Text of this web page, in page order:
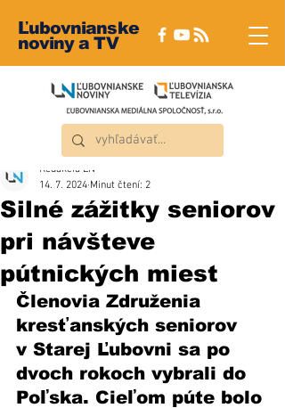
Ľubovnianske
noviny a TV
Silné zážitky seniorov
pri návšteve
pútnických miest
Redakcia ĽN
14. 7. 2024 Minut čtení: 2
Členovia Združenia
kresťanských seniorov
v Starej Ľubovni sa po
dvoch rokoch vybrali do
Poľska. Cieľom púte bolo